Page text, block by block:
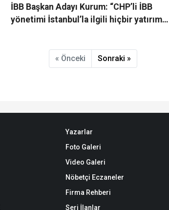
İBB Başkan Adayı Kurum: “CHP’li İBB
yönetimi İstanbul’la ilgili hiçbir yatırım
« Önceki Sonraki »
Yazarlar
Foto Galeri
Video Galeri
Nöbetçi Eczaneler
Firma Rehberi
Seri İlanlar